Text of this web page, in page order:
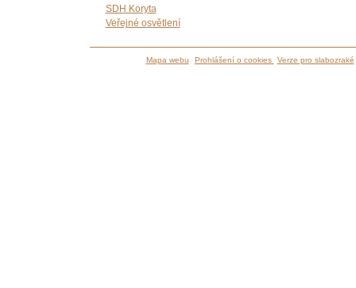
SDH Koryta
Veřejné osvětlení
Mapa webu Prohlášení o cookies Verze pro slabozraké